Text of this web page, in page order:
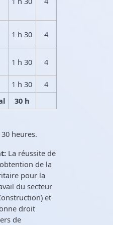
1 h 30 4
1 h 30 4
1 h 30
4
30 h
30 heures.
La réussite de
de la
pour la
du secteur
et
droit
de